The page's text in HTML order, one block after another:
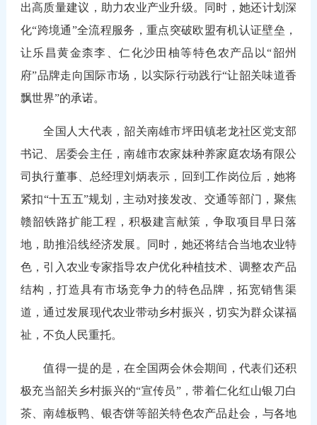
出高质量建议，助力农业产业升级。同时，她还计划深
化“跨境通”全流程服务，重点突破欧盟有机认证壁垒，
让乐昌黄金柰李、仁化沙田柚等特色农产品以“韶州
府”品牌走向国际市场，以实际行动践行“让韶关味道香
飘世界”的承诺。
全国人大代表，韶关南雄市坪田镇老龙社区党支部
书记、居委会主任，南雄市农家妹种养家庭农场有限公
司执行董事、总经理刘炳表示，回到工作岗位后，她将
紧扣“十五五”规划，主动对接发改、交通等部门，聚焦
赣韶铁路扩能工程，积极建言献策，争取项目早日落
地，助推沿线经济发展。同时，她还将结合当地农业特
色，引入农业专家指导农户优化种植技术、调整农产品
结构，打造具有市场竞争力的特色品牌，拓宽销售渠
道，通过发展现代农业带动乡村振兴，切实为群众谋福
祉，不负人民重托。
值得一提的是，在全国两会休会期间，代表们还积
极充当韶关乡村振兴的“宣传员”，带着仁化红山银刀白
茶、南雄板鸭、银杏饼等韶关特色农产品赴会，与各地